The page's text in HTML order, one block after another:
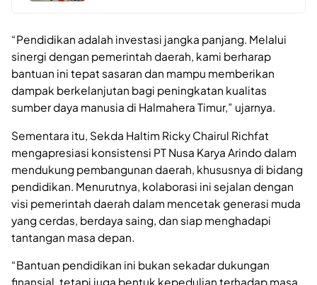
“Pendidikan adalah investasi jangka panjang. Melalui
sinergi dengan pemerintah daerah, kami berharap
bantuan ini tepat sasaran dan mampu memberikan
dampak berkelanjutan bagi peningkatan kualitas
sumber daya manusia di Halmahera Timur,” ujarnya.
Sementara itu, Sekda Haltim Ricky Chairul Richfat
mengapresiasi konsistensi PT Nusa Karya Arindo dalam
mendukung pembangunan daerah, khususnya di bidang
pendidikan. Menurutnya, kolaborasi ini sejalan dengan
visi pemerintah daerah dalam mencetak generasi muda
yang cerdas, berdaya saing, dan siap menghadapi
tantangan masa depan.
“Bantuan pendidikan ini bukan sekadar dukungan
finansial, tetapi juga bentuk kepedulian terhadap masa